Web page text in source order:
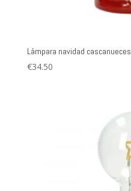
Lámpara navidad cascanueces
€34.50